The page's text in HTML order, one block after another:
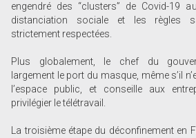
engendré des “clusters” de Covid-19
distanciation sociale et les règles
strictement respectées.
Plus globalement, le chef du
largement le port du masque, même s’il
l’espace public, et conseille aux
privilégier le télétravail.
La troisième étape du déconfinement en